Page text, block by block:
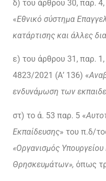
δ) του άρθρου 30, παρ.
«Εθνικό σύστημα
κατάρτισης και άλλες
ε) του άρθρου 31, παρ. 1,
4823/2021 (Α’ 136) «
ενδυνάμωση των
στ) το ά. 53 παρ. 5 «
Εκπαίδευσης» του π.δ/
«Οργανισμός Υπουργείου
Θρησκευμάτων», όπως